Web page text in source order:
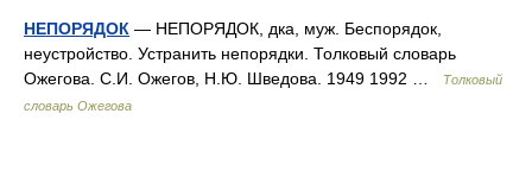
НЕПОРЯДОК — НЕПОРЯДОК, дка, муж. Беспорядок,
неустройство. Устранить непорядки. Толковый словарь
Ожегова. С.И. Ожегов, Н.Ю. Шведова. 1949 1992 …
Толковый
словарь Ожегова